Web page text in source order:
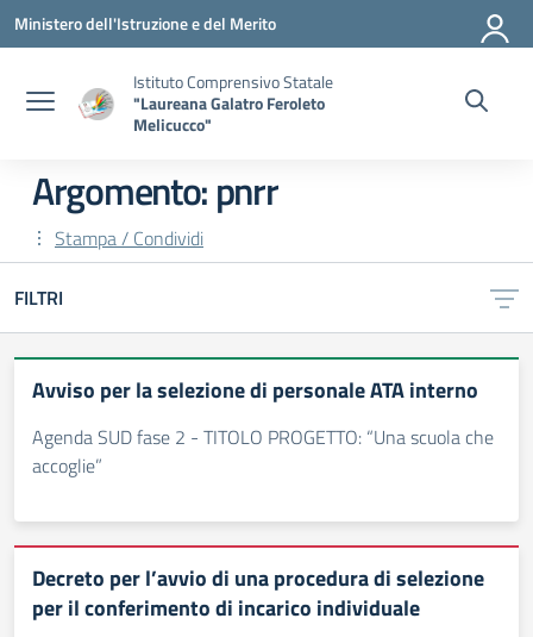
Vai ai contenuti
Vai al menu di navigazione
Vai al footer
Ministero dell'Istruzione e del Merito
Istituto Comprensivo Statale
"Laureana Galatro Feroleto
Melicucco"
Argomento: pnrr
Stampa / Condividi
FILTRI
Avviso per la selezione di personale ATA interno
Agenda SUD fase 2 - TITOLO PROGETTO: “Una scuola che
accoglie”
Decreto per l’avvio di una procedura di selezione
per il conferimento di incarico individuale